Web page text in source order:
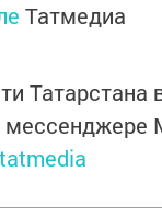
Татмедиа
Татарстана
мессенджере